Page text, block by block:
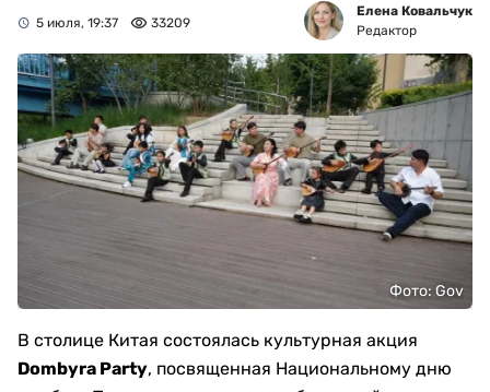
5 июля, 19:37 33209
Елена Ковальчук
Редактор
Фото: Gov
В столице Китая состоялась культурная акция
Dombyra Party, посвященная Национальному дню